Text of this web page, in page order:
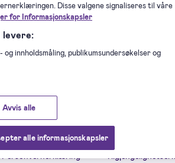
Alle funksjoner
Disse valgene signaliseres til våre
for Informasjonskapsler
levere:
innholdsmåling, publikumsundersøkelser og
Avvis alle
alle informasjonskapsler